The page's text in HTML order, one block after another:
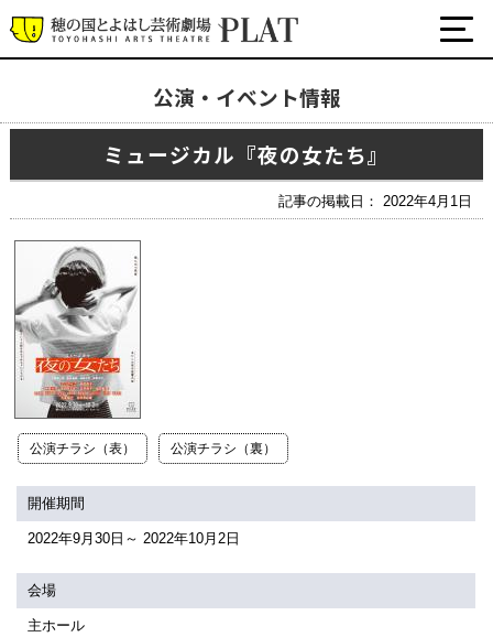
公式SNS
サービス
座席表
公演・イベント情報
ミュージカル『夜の女たち』
記事の掲載日： 2022年4月1日
公演チラシ（表） 公演チラシ（裏）
開催期間
2022年9月30日～ 2022年10月2日
会場
主ホール
最新の公演・イベント情報
演劇・ダンス・音楽など
イベント
プラットについて
チケット・座席表・鑑賞サポートなど
施設の利用について
サポート
関連団体・施設